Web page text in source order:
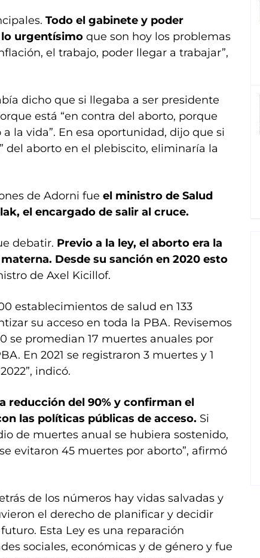
Todo el gabinete y poder
urgentísimo que son hoy los problemas
el trabajo, poder llegar a trabajar”,
dicho que si llegaba a ser presidente
está “en contra del aborto, porque
la vida”. En esa oportunidad, dijo que si
del aborto en el plebiscito, eliminaría la
de Adorni fue el ministro de Salud
el encargado de salir al cruce.
debatir. Previo a la ley, el aborto era la
Desde su sanción en 2020 esto
de Axel Kicillof.
establecimientos de salud en 133
su acceso en toda la PBA. Revisemos
se promedian 17 muertes anuales por
En 2021 se registraron 3 muertes y 1
indicó.
reducción del 90% y confirman el
las políticas públicas de acceso. Si
de muertes anual se hubiera sostenido,
evitaron 45 muertes por aborto”, afirmó
de los números hay vidas salvadas y
el derecho de planificar y decidir
Esta Ley es una reparación
sociales, económicas y de género y fue